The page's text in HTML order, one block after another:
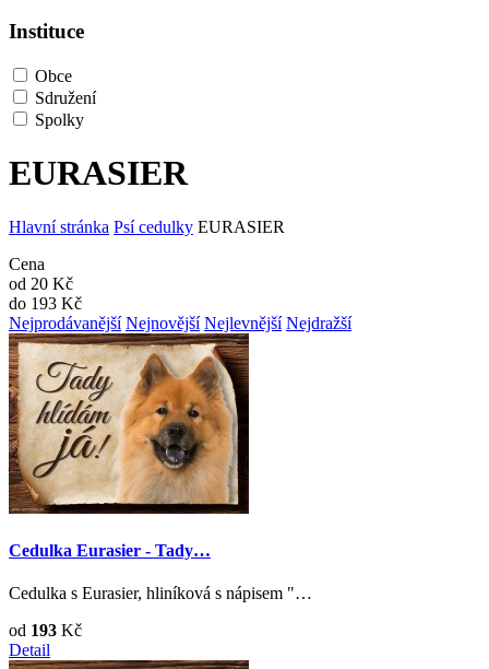
Instituce
Obce
Sdružení
Spolky
EURASIER
Hlavní stránka Psí cedulky EURASIER
Cena
od 20 Kč
do 193 Kč
Nejprodávanější Nejnovější Nejlevnější Nejdražší
Cedulka Eurasier - Tady…
Cedulka s Eurasier, hliníková s nápisem "…
od 193 Kč
Detail